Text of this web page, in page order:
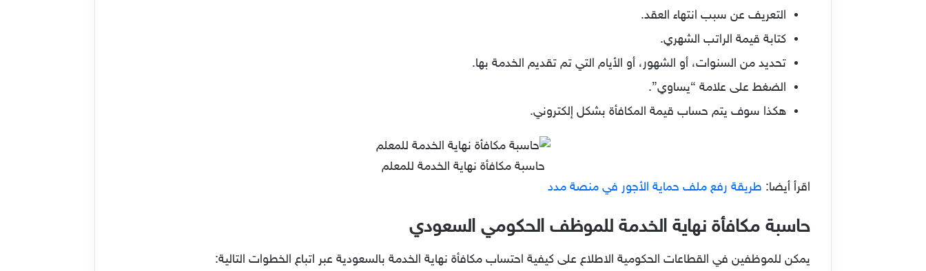
التعريف عن سبب انتهاء العقد.
كتابة قيمة الراتب الشهري.
تحديد من السنوات، أو الشهور، أو الأيام التي تم تقديم الخدمة بها.
الضغط على علامة “يساوي”.
هكذا سوف يتم حساب قيمة المكافأة بشكل إلكتروني.
حاسبة مكافأة نهاية الخدمة للمعلم
اقرأ أيضا: طريقة رفع ملف حماية الأجور في منصة مدد
حاسبة مكافأة نهاية الخدمة للموظف الحكومي السعودي
يمكن للموظفين في القطاعات الحكومية الاطلاع على كيفية احتساب مكافأة نهاية الخدمة بالسعودية عبر اتباع الخطوات التالية: